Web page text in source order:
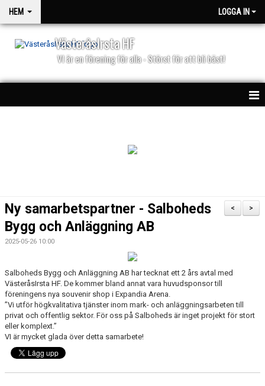
HEM LOGGA IN
VästeråsIrsta HF
VI är en förening för alla - Störst för att bli bäst!
MATCHER
>
<
Ny samarbetspartner - Salboheds
Bygg och Anläggning AB
2025-05-26 10:00
Salboheds Bygg och Anläggning AB har tecknat ett 2 års avtal med
VästeråsIrsta HF. De kommer bland annat vara huvudsponsor till
föreningens nya souvenir shop i Expandia Arena.
”Vi utför högkvalitativa tjänster inom mark- och anläggningsarbeten till
privat och offentlig sektor. För oss på Salboheds är inget projekt för stort
eller komplext.”
VI är mycket glada över detta samarbete!